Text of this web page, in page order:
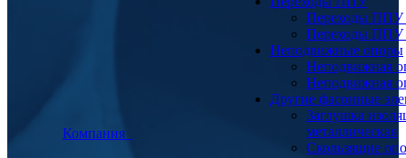
Компания
Переходы
Переходы
Неподвижные опоры
Неподвижная
Неподвижная
Другие фасонные
Заглушка
металлическая
Скользящие